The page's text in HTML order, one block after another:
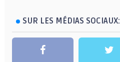
SUR LES MÉDIAS SOCIAUX: